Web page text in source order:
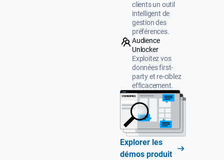
clients un outil
intelligent de
gestion des
préférences.
Audience
Unlocker
Exploitez vos
données first-
party et re-ciblez
efficacement.
Explorer les
démos produit